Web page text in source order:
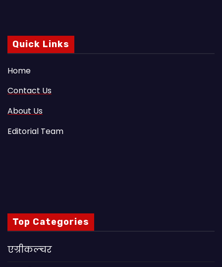
Quick Links
Home
Contact Us
About Us
Editorial Team
Top Categories
एग्रीकल्चर